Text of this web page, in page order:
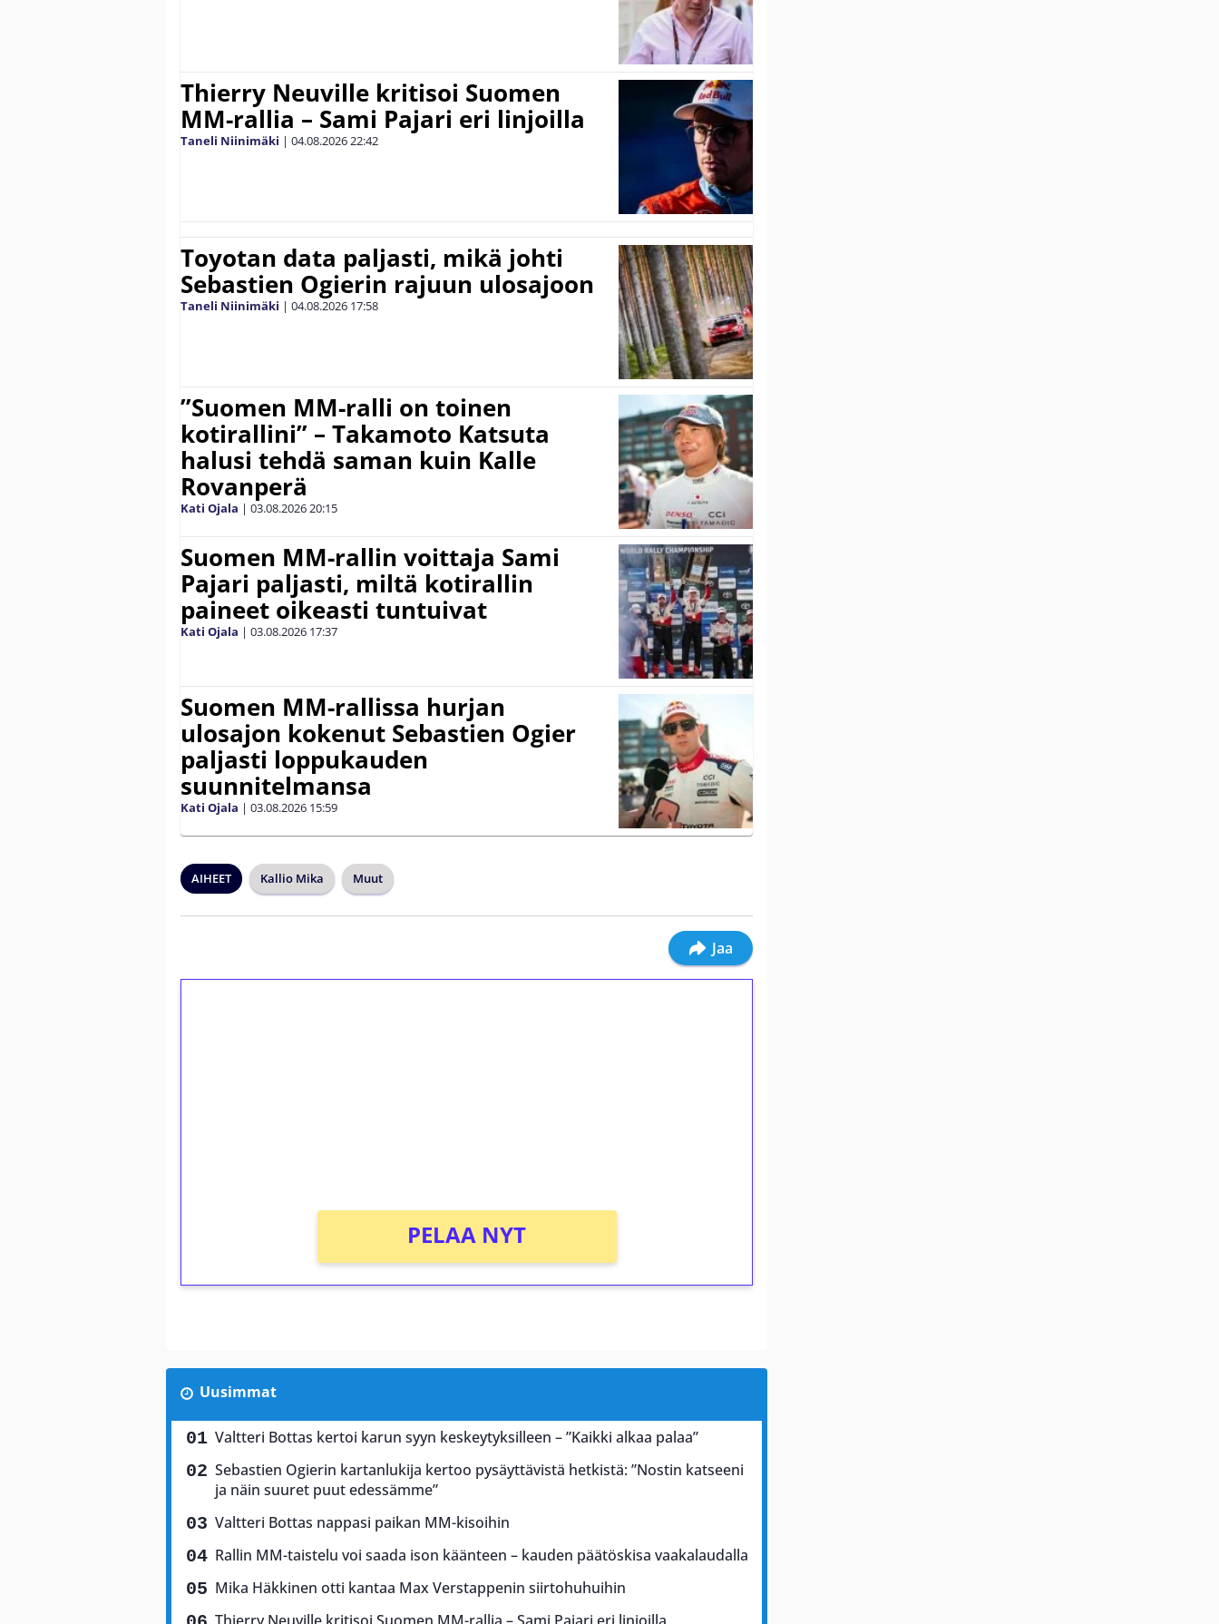
Thierry Neuville kritisoi Suomen
MM-rallia – Sami Pajari eri linjoilla
Taneli Niinimäki | 04.08.202622:42
Toyotan data paljasti, mikä johti
Sebastien Ogierin rajuun ulosajoon
Taneli Niinimäki | 04.08.2026 17:58
”Suomen MM-ralli on toinen
kotirallini” – Takamoto Katsuta
halusi tehdä saman kuin Kalle
Rovanperä
Kati Ojala | 03.08.202620:15
Suomen MM-rallin voittaja Sami
Pajari paljasti, miltä kotirallin
paineet oikeasti tuntuivat
Kati Ojala | 03.08.2026 17:37
Suomen MM-rallissa hurjan
ulosajon kokenut Sebastien Ogier
paljasti loppukauden
suunnitelmansa
Kati Ojala | 03.08.2026 15:59
AIHEET Kallio Mika Muut
Jaa
PELAA NYT
Uusimmat
Valtteri Bottas kertoi karun syyn keskeytyksilleen – ”Kaikki alkaa palaa”
Sebastien Ogierin kartanlukija kertoo pysäyttävistä hetkistä: ”Nostin katseeni
ja näin suuret puut edessämme”
Valtteri Bottas nappasi paikan MM-kisoihin
Rallin MM-taistelu voi saada ison käänteen – kauden päätöskisa vaakalaudalla
Mika Häkkinen otti kantaa Max Verstappenin siirtohuhuihin